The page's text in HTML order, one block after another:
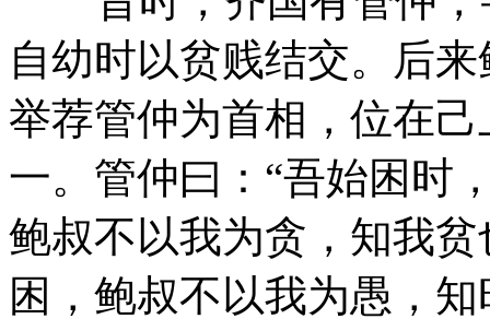
自幼时以贫贱结交。后
举荐管仲为首相，位在
一。管仲曰：“吾始困时
鲍叔不以我为贪，知我
困，鲍叔不以我为愚，